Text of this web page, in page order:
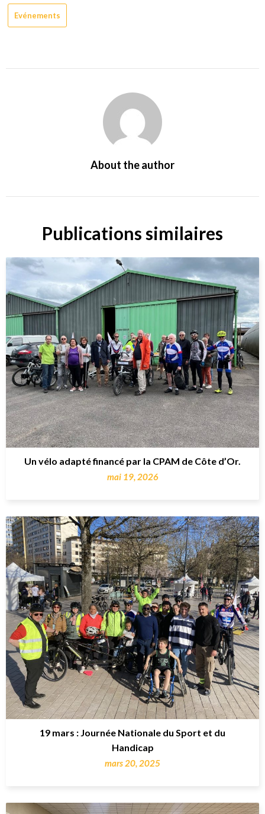
Evénements
About the author
Publications similaires
Un vélo adapté financé par la CPAM de Côte d’Or.
mai 19, 2026
19 mars : Journée Nationale du Sport et du
Handicap
mars 20, 2025